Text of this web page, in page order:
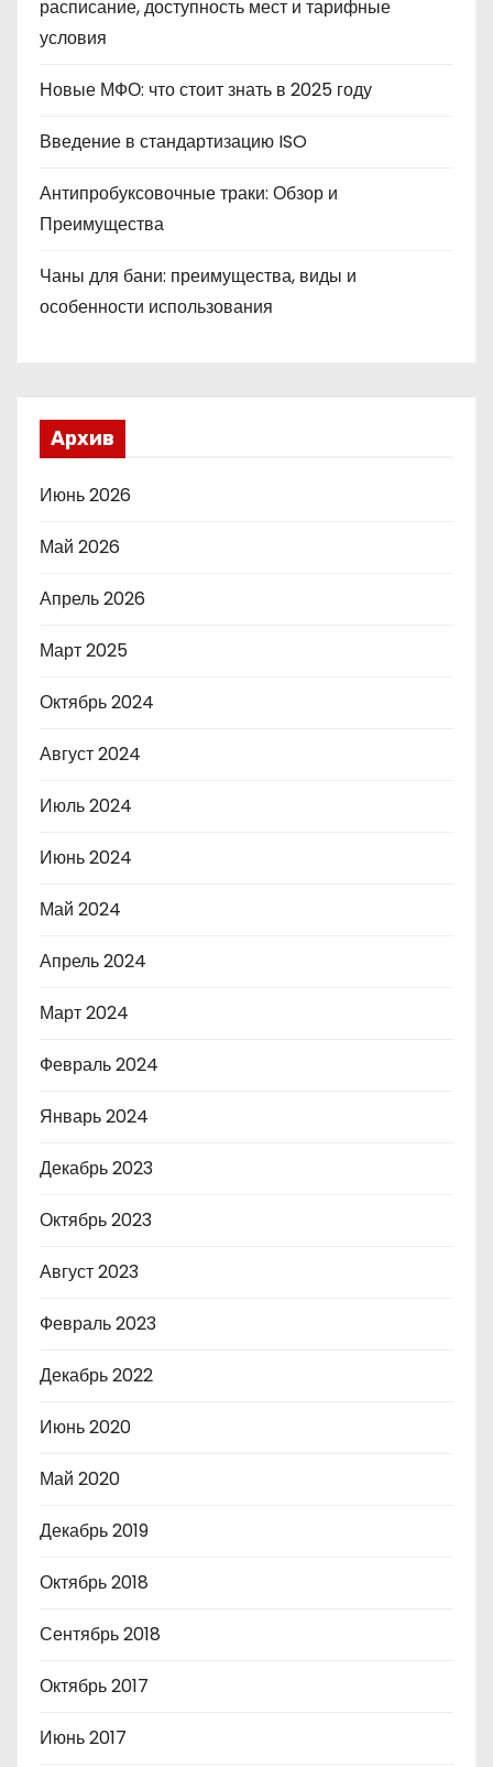
расписание, доступность мест и тарифные
условия
Новые МФО: что стоит знать в 2025 году
Введение в стандартизацию ISO
Антипробуксовочные траки: Обзор и
Преимущества
Чаны для бани: преимущества, виды и
особенности использования
Архив
Июнь 2026
Май 2026
Апрель 2026
Март 2025
Октябрь 2024
Август 2024
Июль 2024
Июнь 2024
Май 2024
Апрель 2024
Март 2024
Февраль 2024
Январь 2024
Декабрь 2023
Октябрь 2023
Август 2023
Февраль 2023
Декабрь 2022
Июнь 2020
Май 2020
Декабрь 2019
Октябрь 2018
Сентябрь 2018
Октябрь 2017
Июнь 2017